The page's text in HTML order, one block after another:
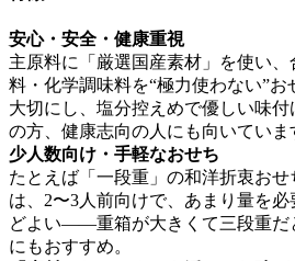
安心・安全・健康重視
主原料に「厳選国産素材」を使い
料・化学調味料を“極力使わない”お
大切にし、塩分控えめで優しい味
の方、健康志向の人にも向いていま
少人数向け・手軽なおせち
たとえば「一段重」の和洋折衷おせ
は、2〜3人前向けで、あまり量を
どよい――重箱が大きくて三段重だ
にもおすすめ。